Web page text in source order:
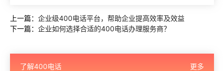
上一篇： 企业级400电话平台，帮助企业提高效率及效益
下一篇： 企业如何选择合适的400电话办理服务商？
了解400电话 更多